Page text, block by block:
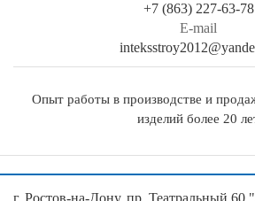
+7 (863) 227-63-78
E-mail
Опыт работы в производстве и
изделий более 20